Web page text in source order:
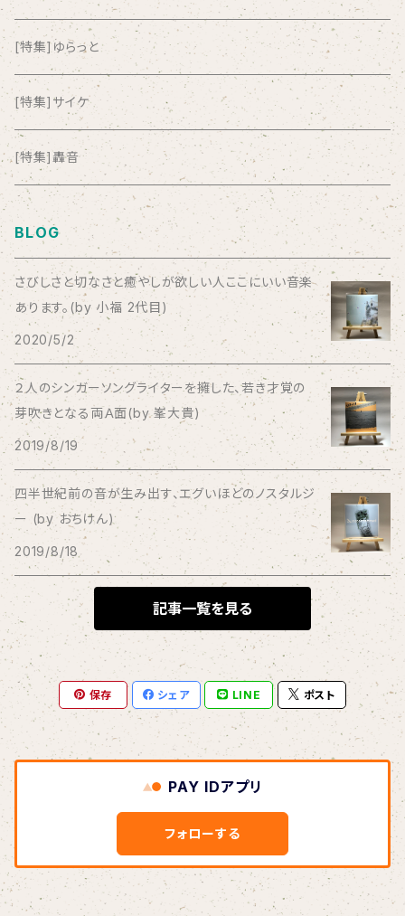
ANYO
And Summer Club
anticlockwise
Aysula
Bad Operation
Bagus!
BBBBBBB
The BEG
The Beths
THE BLACK SHANSONS
BLONDnewHALF
Blondy
BOAR HUNTER
bud&harbor
Bulbs Of Passion
B玉
[特集]ゆらっと
[特集]サイケ
[特集]轟音
BLOG
さびしさと切なさと癒やしが欲しい人ここにいい音楽
あります。(by 小福 2代目)
2020/5/2
２人のシンガーソングライターを擁した、若き才覚の
芽吹きとなる両Ａ面(by 峯大貴)
2019/8/19
四半世紀前の音が生み出す、エグいほどのノスタルジ
ー (by おちけん)
2019/8/18
記事一覧を見る
保存 シェア LINE ポスト
PAY IDアプリ
フォローする